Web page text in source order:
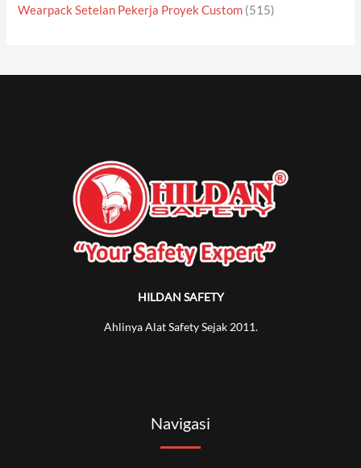
Wearpack Setelan Pekerja Proyek Custom (515)
HILDAN SAFETY
Ahlinya Alat Safety Sejak 2011.
Navigasi